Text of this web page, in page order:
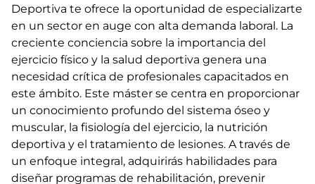
Deportiva te ofrece la oportunidad de especializarte
en un sector en auge con alta demanda laboral. La
creciente conciencia sobre la importancia del
ejercicio físico y la salud deportiva genera una
necesidad crítica de profesionales capacitados en
este ámbito. Este máster se centra en proporcionar
un conocimiento profundo del sistema óseo y
muscular, la fisiología del ejercicio, la nutrición
deportiva y el tratamiento de lesiones. A través de
un enfoque integral, adquirirás habilidades para
diseñar programas de rehabilitación, prevenir